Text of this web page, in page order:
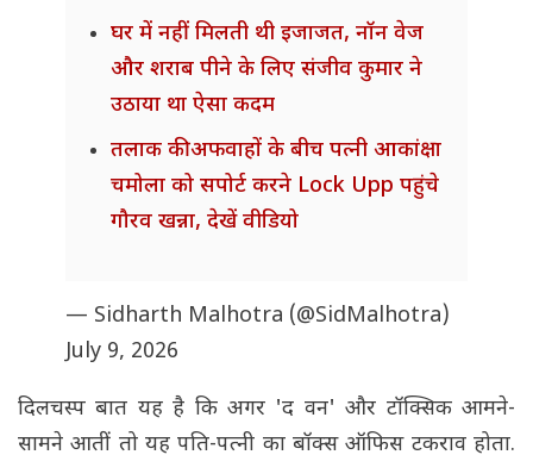
घर में नहीं मिलती थी इजाजत, नॉन वेज
और शराब पीने के लिए संजीव कुमार ने
उठाया था ऐसा कदम
तलाक की अफवाहों के बीच पत्नी आकांक्षा
चमोला को सपोर्ट करने Lock Upp पहुंचे
गौरव खन्ना, देखें वीडियो
— Sidharth Malhotra (@SidMalhotra)
July 9, 2026
दिलचस्प बात यह है कि अगर 'द वन' और टॉक्सिक आमने-
सामने आतीं तो यह पति-पत्नी का बॉक्स ऑफिस टकराव होता.